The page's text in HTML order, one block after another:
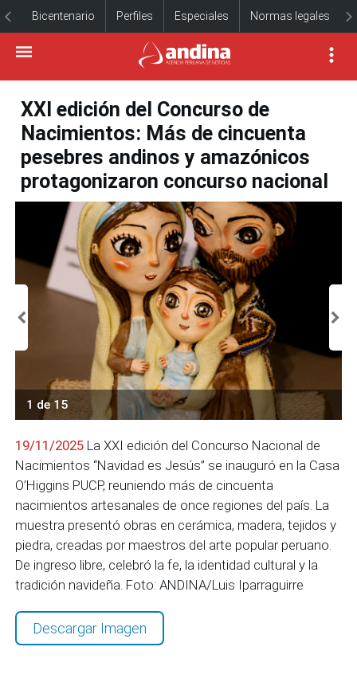
Bicentenario Perfiles Especiales Normas legales
XXI edición del Concurso de
Nacimientos: Más de cincuenta
pesebres andinos y amazónicos
protagonizaron concurso nacional
1 de 15
19/11/2025 La XXI edición del Concurso Nacional de
Nacimientos “Navidad es Jesús” se inauguró en la Casa
O’Higgins PUCP, reuniendo más de cincuenta
nacimientos artesanales de once regiones del país. La
muestra presentó obras en cerámica, madera, tejidos y
piedra, creadas por maestros del arte popular peruano.
De ingreso libre, celebró la fe, la identidad cultural y la
tradición navideña. Foto: ANDINA/Luis Iparraguirre
Descargar Imagen